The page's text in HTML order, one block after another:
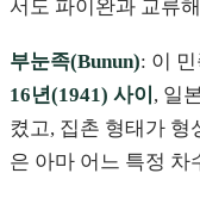
서도 파이완과 교류
부눈족(Bunun): 이
16년(1941) 사이 , 일
켰고, 집촌 형태가 형
은 아마 어느 특정 차